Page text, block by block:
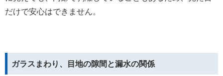
だけで安心はできません。
ガラスまわり、目地の隙間と漏水の関係